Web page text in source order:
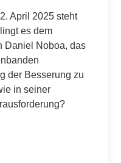
April 2025 steht
es dem
Daniel Noboa, das
der Besserung zu
in seiner